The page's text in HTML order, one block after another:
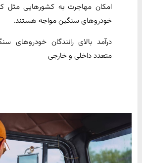
امکان مهاجرت به کشورهایی مثل
خودروهای سنگین مواجه هستند.
درآمد بالای رانندگان خودروهای
متعدد داخلی و خارجی